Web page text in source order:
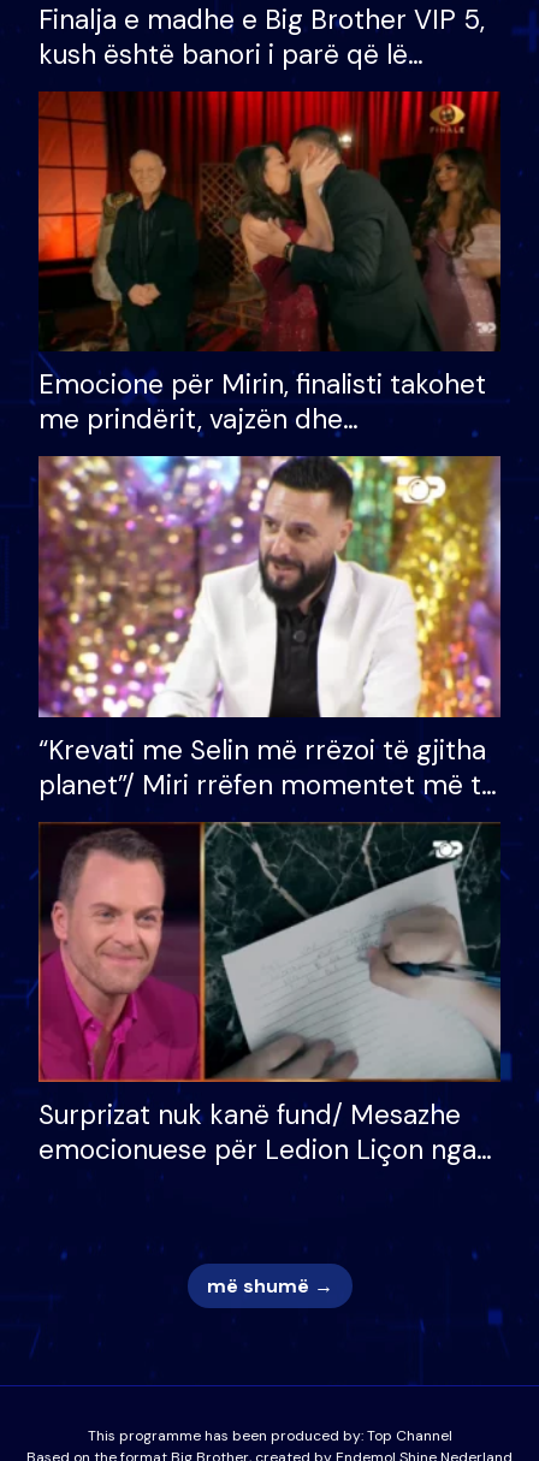
Finalja e madhe e Big Brother VIP 5,
kush është banori i parë që lë
shtëpinë dhe humb mundësinë për
të fituar çmimin e madh
Emocione për Mirin, finalisti takohet
me prindërit, vajzën dhe
bashkëshorten: S’kemi ndonjë letër
divorci apo jo?
“Krevati me Selin më rrëzoi të gjitha
planet”/ Miri rrëfen momentet më të
bukura në shtëpinë e BB VIP: Do më
mungojë zilja e mëngjesit kur…
Surprizat nuk kanë fund/ Mesazhe
emocionuese për Ledion Liçon nga
nëna dhe fëmijët e tij, moderatori
më shumë →
This programme has been produced by:Top Channel